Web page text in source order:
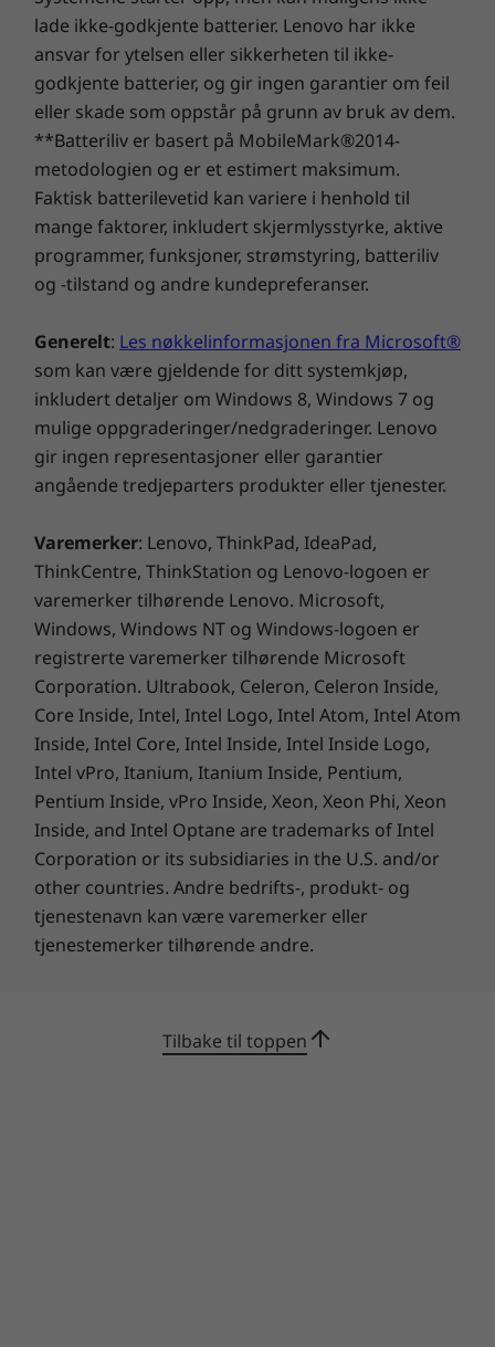
forstyrrelser, Smart Noise Cancelling-
funksjonen minimerer bakgrunnslyder.
En langvarig forpliktelse
Produktet leveres med en støtdempende
plast, bygget med 30 % resirkulert plast fra
forbruker i strømadapter-etuiet og 90 %
havbundet plast i systembagen. Bunndekselet
på IdeaPad Slim 3i Gen 9 bærbar PC bruker 30
% resirkulert plast fra forbruker. Registrert
EPEAT® Silver og ENERGY STAR®-sertifisert.
Den oppfyller miljømessige ytelseskriterier på
produktlevetid, sirkulært design og
energieffektivitet. Lenovo tilbyr også
alternativet CO2 Offset Service for å
kompensere for de estimerte
karbonutslippene til enheten.
IdeaPad Slim 3i Gen 9 (15 "Intel)
Hurtigveiledning
Strømadapter
Komplette tekniske spesifikasjoner
Produktspesifikasjoner:
dokumenter, kompatibilitet (på engelsk)
beskyttelsen av bærbare PC-er på en utmerket måte!
lade ikke-godkjente batterier. Lenovo har ikke
ansvar for ytelsen eller sikkerheten til ikke-
godkjente batterier, og gir ingen garantier om feil
eller skade som oppstår på grunn av bruk av dem.
**Batteriliv er basert på MobileMark®2014-
metodologien og er et estimert maksimum.
Faktisk batterilevetid kan variere i henhold til
mange faktorer, inkludert skjermlysstyrke, aktive
programmer, funksjoner, strømstyring, batteriliv
og -tilstand og andre kundepreferanser.
Generelt: Les nøkkelinformasjonen fra Microsoft®
som kan være gjeldende for ditt systemkjøp,
inkludert detaljer om Windows 8, Windows 7 og
mulige oppgraderinger/nedgraderinger. Lenovo
gir ingen representasjoner eller garantier
angående tredjeparters produkter eller tjenester.
Varemerker: Lenovo, ThinkPad, IdeaPad,
ThinkCentre, ThinkStation og Lenovo-logoen er
varemerker tilhørende Lenovo. Microsoft,
Windows, Windows NT og Windows-logoen er
registrerte varemerker tilhørende Microsoft
Corporation. Ultrabook, Celeron, Celeron Inside,
Core Inside, Intel, Intel Logo, Intel Atom, Intel Atom
Inside, Intel Core, Intel Inside, Intel Inside Logo,
Intel vPro, Itanium, Itanium Inside, Pentium,
Pentium Inside, vPro Inside, Xeon, Xeon Phi, Xeon
Inside, and Intel Optane are trademarks of Intel
Corporation or its subsidiaries in the U.S. and/or
other countries. Andre bedrifts-, produkt- og
tjenestenavn kan være varemerker eller
tjenestemerker tilhørende andre.
Tilbake til toppen